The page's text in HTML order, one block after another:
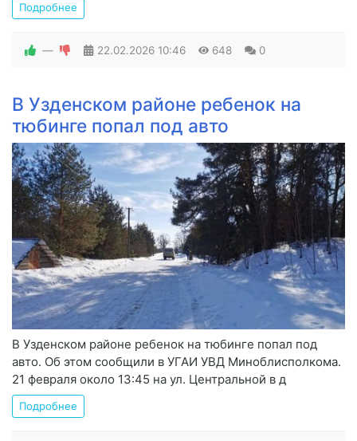
Подробнее
— 22.02.2026 10:46 648 0
В Узденском районе ребенок на
тюбинге попал под авто
В Узденском районе ребенок на тюбинге попал под
авто. Об этом сообщили в УГАИ УВД Миноблисполкома.
21 февраля около 13:45 на ул. Центральной в д
Подробнее